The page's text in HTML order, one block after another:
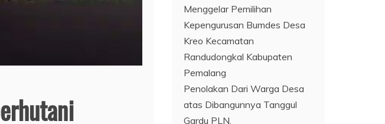
Menggelar Pemilihan
Kepengurusan Bumdes Desa
Kreo Kecamatan
Randudongkal Kabupaten
Pemalang
Penolakan Dari Warga Desa
atas Dibangunnya Tanggul
Gardu PLN.